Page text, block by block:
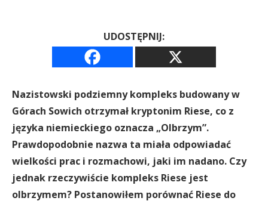
UDOSTĘPNIJ:
Nazistowski podziemny kompleks budowany w
Górach Sowich otrzymał kryptonim Riese, co z
języka niemieckiego oznacza „Olbrzym”.
Prawdopodobnie nazwa ta miała odpowiadać
wielkości prac i rozmachowi, jaki im nadano. Czy
jednak rzeczywiście kompleks Riese jest
olbrzymem? Postanowiłem porównać Riese do